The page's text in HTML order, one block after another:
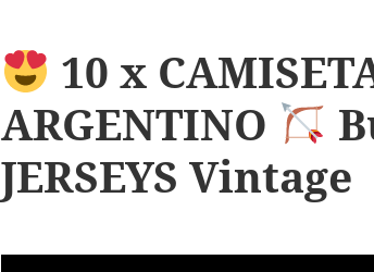
10 x
ARGENTINO
JERSEYS Vintage